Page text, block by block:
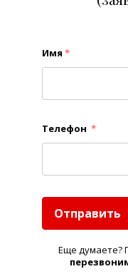
Имя *
Телефон *
Отправить
Еще думаете?